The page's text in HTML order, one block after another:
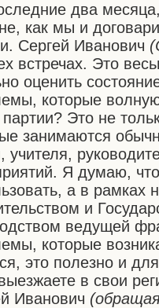
два
как мы и
Сергей Иванович
встречах. Это
оценить
которые
партии? Это не
занимаются
учителя,
Я думаю,
а в рамках
и
ведущей
которые
это полезно и
в свои
Иванович